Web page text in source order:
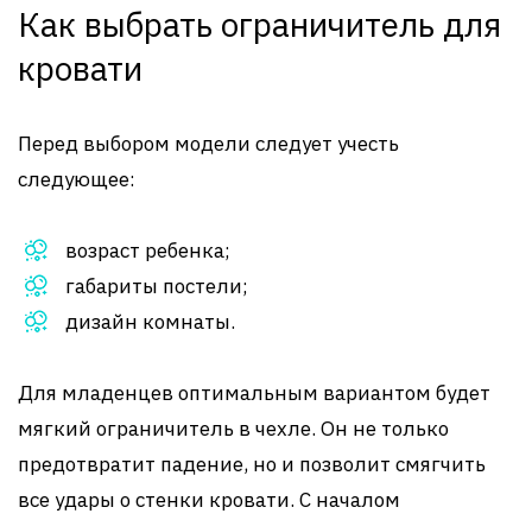
Как выбрать ограничитель для
кровати
Перед выбором модели следует учесть
следующее:
возраст ребенка;
габариты постели;
дизайн комнаты.
Для младенцев оптимальным вариантом будет
мягкий ограничитель в чехле. Он не только
предотвратит падение, но и позволит смягчить
все удары о стенки кровати. С началом